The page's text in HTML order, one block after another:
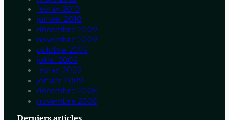
février 2010
janvier 2010
décembre 2009
novembre 2009
octobre 2009
juillet 2009
février 2009
janvier 2009
décembre 2008
novembre 2008